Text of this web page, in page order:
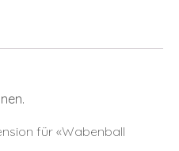
für «Wabenball